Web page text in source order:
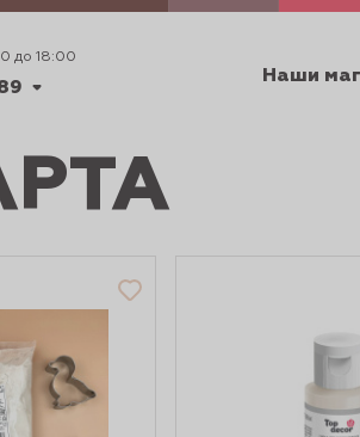
до 18:00
70
Время работы
Наши
УРОКИ